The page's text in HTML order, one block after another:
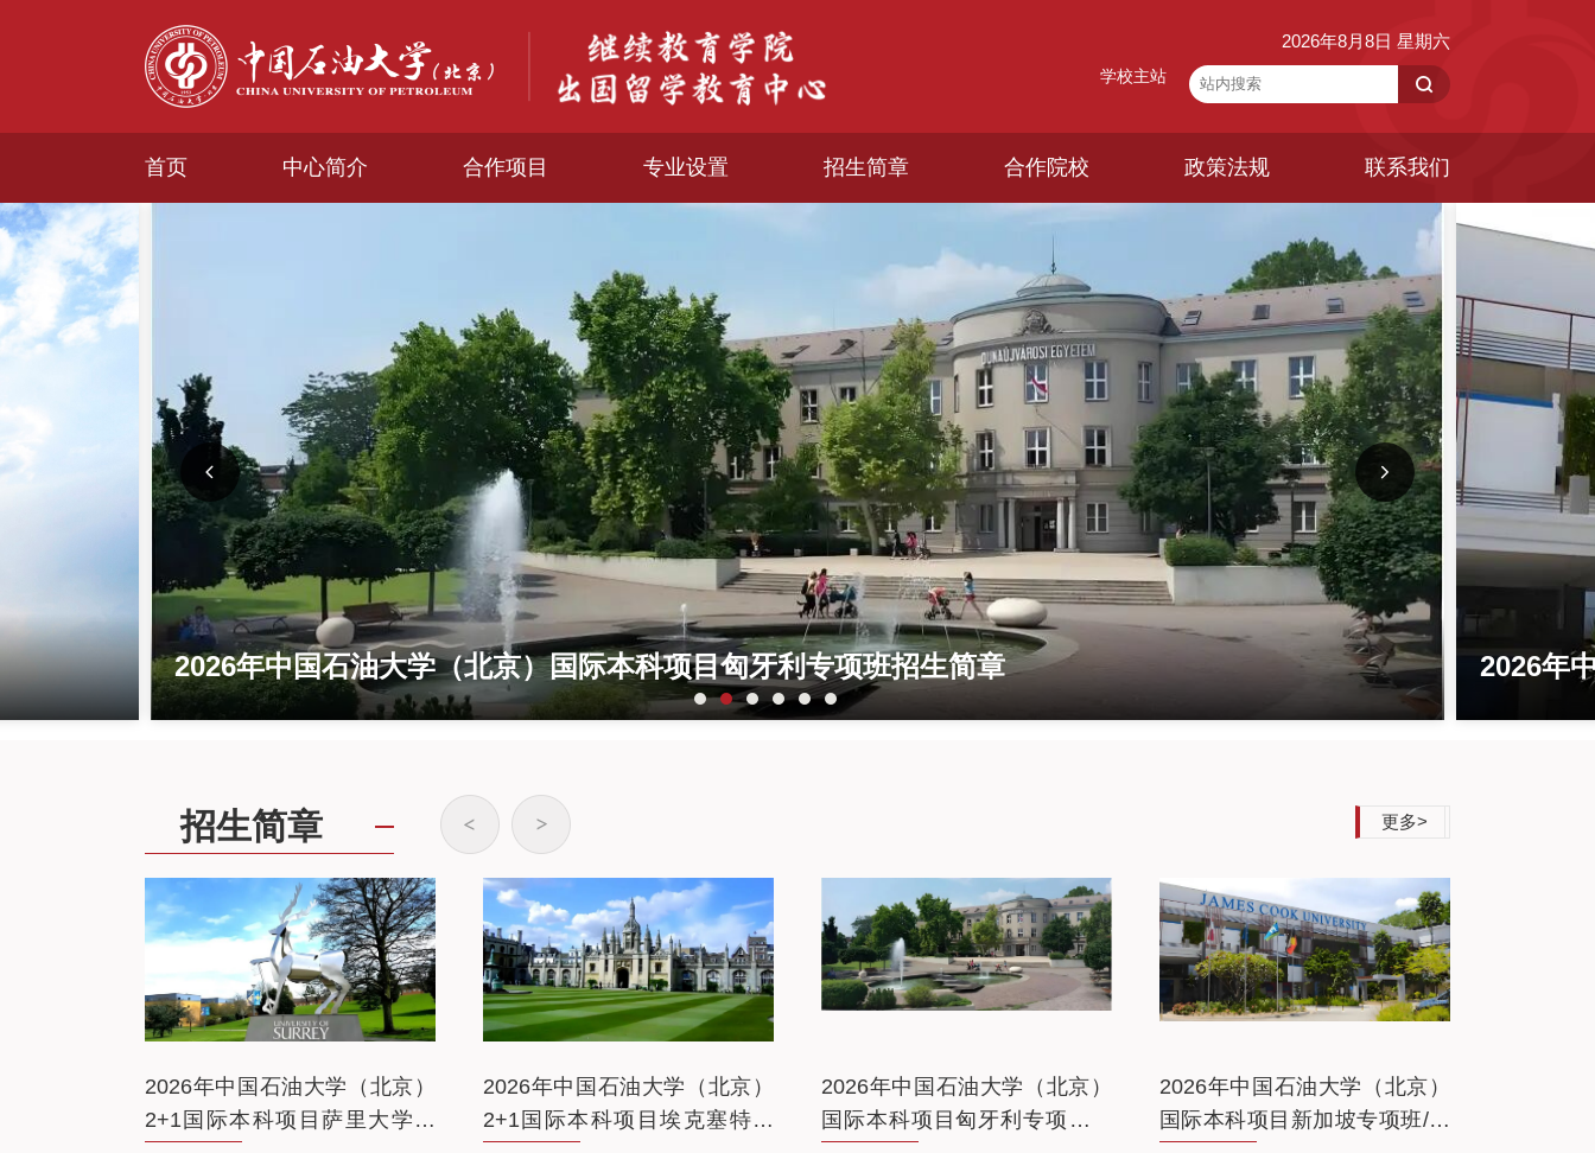
2026年8月8日 星期六
学校主站
首页 中心简介 合作项目 专业设置 招生简章 合作院校 政策法规 联系我们
2026年中国石油大学（北京）国际本科项目匈牙利专项班招生简章 2026年
更多>
招生简章
2026年中国石油大学（北京）
2+1国际本科项目萨里大学直
2026年中国石油大学（北京）
2+1国际本科项目埃克塞特大
2026年中国石油大学（北京）
国际本科项目匈牙利专项班招
2026年中国石油大学（北京）
国际本科项目新加坡专项班/直